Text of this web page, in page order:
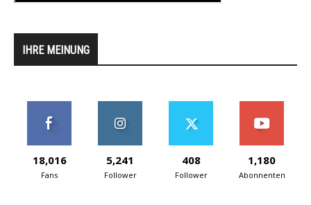
IHRE MEINUNG
18,016
Fans
5,241
Follower
408
Follower
1,180
Abonnenten